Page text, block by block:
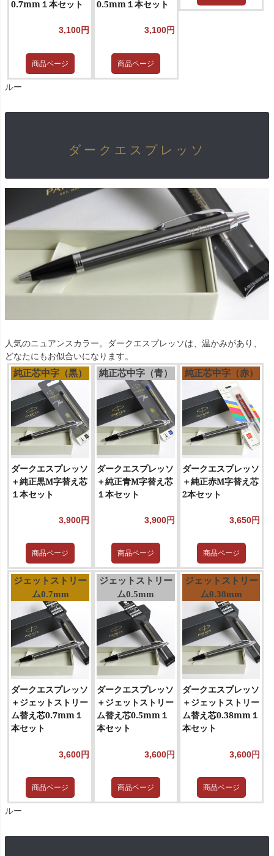
0.7mm１本セット
3,100円
商品ページ
0.5mm１本セット
3,100円
商品ページ
ルー
ダークエスプレッソ
人気のニュアンスカラー。ダークエスプレッソは、温かみがあり、
どなたにもお似合いになります。
純正芯中字（黒）
ダークエスプレッソ
＋純正黒M字替え芯
１本セット
3,900円
商品ページ
純正芯中字（青）
ダークエスプレッソ
＋純正青M字替え芯
１本セット
3,900円
商品ページ
純正芯中字（赤）
ダークエスプレッソ
＋純正赤M字替え芯
2本セット
3,650円
商品ページ
ジェットストリー
ム0.7mm
ダークエスプレッソ
＋ジェットストリー
ム替え芯0.7mm１
本セット
3,600円
商品ページ
ジェットストリー
ム0.5mm
ダークエスプレッソ
＋ジェットストリー
ム替え芯0.5mm１
本セット
3,600円
商品ページ
ジェットストリー
ム0.38mm
ダークエスプレッソ
＋ジェットストリー
ム替え芯0.38mm１
本セット
3,600円
商品ページ
ルー